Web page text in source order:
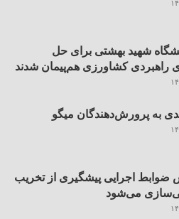
شهید بهشتی برای حل
راهبردی کشاورزی هم‌پیمان شدند
به پرورش‌دهندگان میگو
ضوابط اجرایی پیشگیری از تخریب
می‌شود